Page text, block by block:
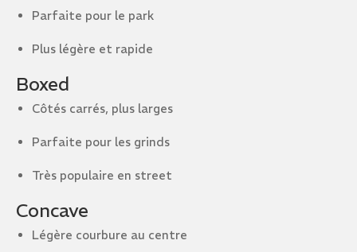
Parfaite pour le park
Plus légère et rapide
Boxed
Côtés carrés, plus larges
Parfaite pour les grinds
Très populaire en street
Concave
Légère courbure au centre